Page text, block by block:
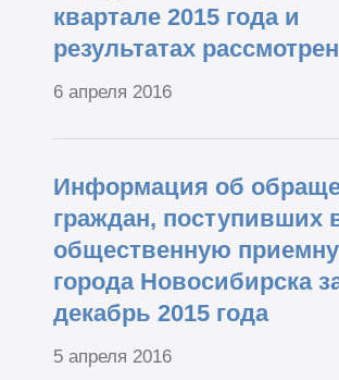
квартале 2015 года и
результатах
6 апреля 2016
Информация об
граждан, поступивших
общественную
города Новосибирска
декабрь 2015 года
5 апреля 2016